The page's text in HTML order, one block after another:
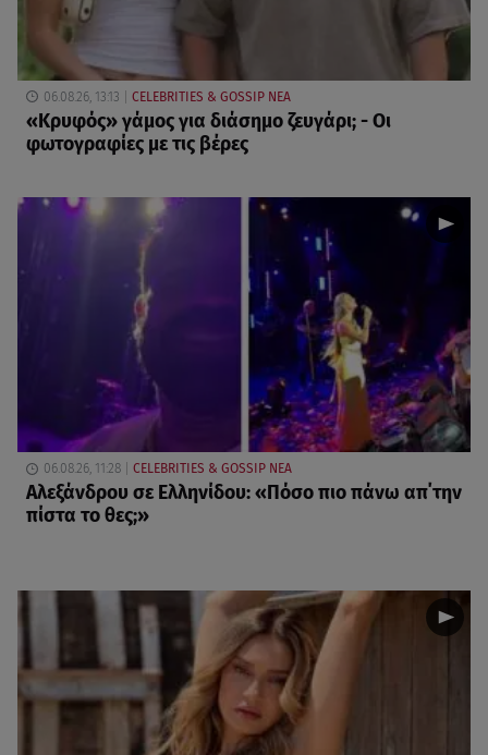
06.08.26, 13:13 CELEBRITIES & GOSSIP ΝΕΑ
«Κρυφός» γάμος για διάσημο ζευγάρι; - Οι
φωτογραφίες με τις βέρες
06.08.26, 11:28 CELEBRITIES & GOSSIP ΝΕΑ
Αλεξάνδρου σε Ελληνίδου: «Πόσο πιο πάνω απ΄την
πίστα το θες;»